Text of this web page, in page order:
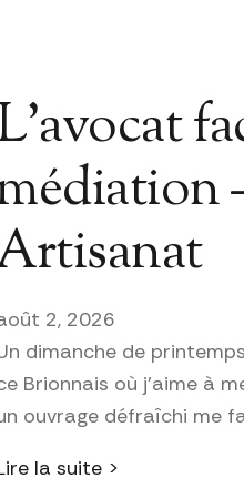
2, 2026
dimanche de
Brionnais où j’aime à
ouvrage défraîchi me
la suite >